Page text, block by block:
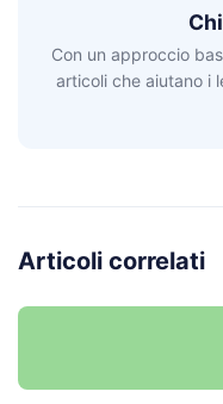
Con un approccio
articoli che aiutano i
Articoli correlati